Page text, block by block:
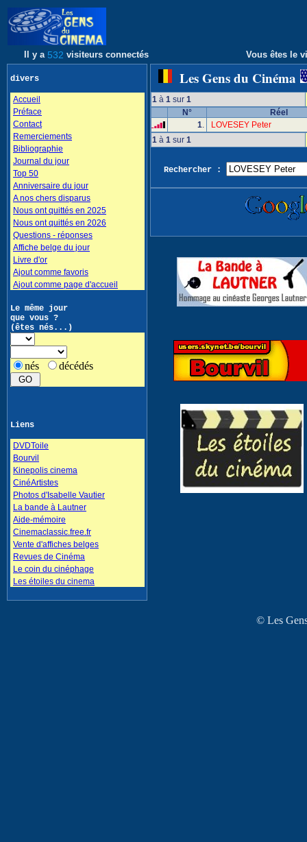
Il y a 532 visiteurs connectés Vous êtes le
divers
Accueil
Préface
Contact
Remerciements
Bibliographie
Journal du jour
Top 50
Anniversaire du jour
A nos chers disparus
Nous ont quittés en 2025
Nous ont quittés en 2026
Questions - réponses
Affiche belge du jour
Livre d'or
Ajout comme favoris
Ajout comme page d'accueil
Le même jour
que vous ?
(êtes nés...)
nés décédés
Liens
DVDToile
Bourvil
Kinepolis cinema
CinéArtistes
Photos d'Isabelle Vautier
La bande à Lautner
Aide-mémoire
Cinemaclassic.free.fr
Vente d'affiches belges
Revues de Cinéma
Le coin du cinéphage
Les étoiles du cinema
Les Gens du Cinéma
1 à 1 sur 1
N°
Réel
1.
LOVESEY Peter
1 à 1 sur 1
Rechercher :
© Les